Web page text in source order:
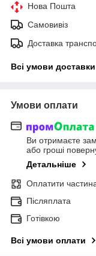
Нова Пошта
Самовивіз
Доставка
Всі умови доставки
Умови оплати
Ви отримаєте
або гроші
Детальніше
Оплатити
Післяплата
Готівкою
Всі умови оплати